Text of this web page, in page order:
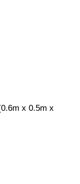
x 0.5m x